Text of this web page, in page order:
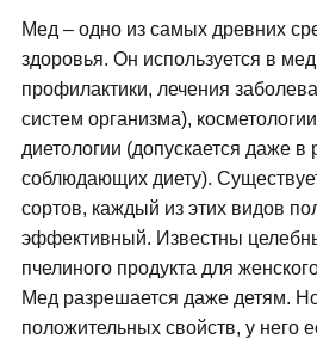
Мед – одно из самых древних
здоровья. Он используется в
профилактики, лечения
систем организма),
диетологии (допускается даже
соблюдающих диету).
сортов, каждый из этих видов
эффективный. Известны
пчелиного продукта для
Мед разрешается даже детям.
положительных свойств, у него